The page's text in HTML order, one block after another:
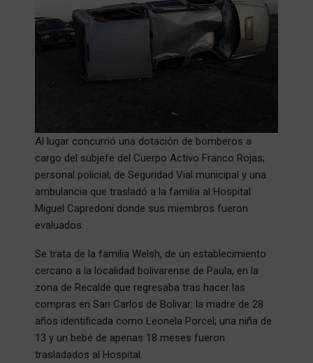
Al lugar concurrió una dotación de bomberos a
cargo del subjefe del Cuerpo Activo Franco Rojas;
personal policial; de Seguridad Vial municipal y una
ambulancia que trasladó a la familia al Hospital
Miguel Capredoni donde sus miembros fueron
evaluados.
Se trata de la familia Welsh, de un establecimiento
cercano a la localidad bolivarense de Paula, en la
zona de Recalde que regresaba tras hacer las
compras en San Carlos de Bolivar: la madre de 28
años identificada como Leonela Porcel; una niña de
13 y un bebé de apenas 18 meses fueron
trasladados al Hospital.